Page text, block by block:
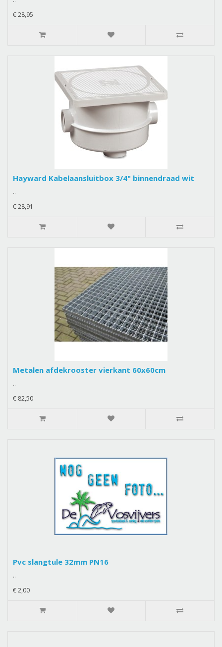
€ 28,95
Hayward Kabelaansluitbox 3/4" binnendraad wit
..
€ 28,91
Metalen afdekrooster vierkant 60x60cm
..
€ 82,50
Pvc slangtule 32mm PN16
..
€ 2,00